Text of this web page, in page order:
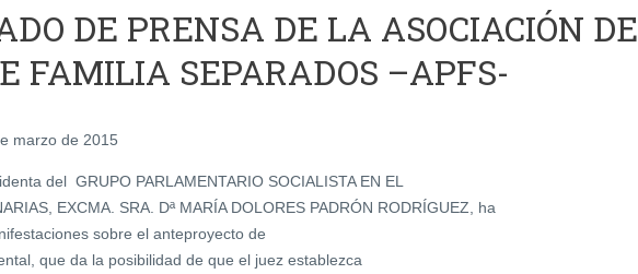
DE PRENSA DE LA ASOCIACIÓN DE
FAMILIA SEPARADOS –APFS-
marzo de 2015
del GRUPO PARLAMENTARIO SOCIALISTA EN EL
EXCMA. SRA. Dª MARÍA DOLORES PADRÓN RODRÍGUEZ, ha
sobre el anteproyecto de
que da la posibilidad de que el juez establezca